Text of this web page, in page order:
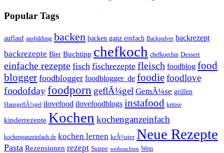
Popular Tags
auflauf ausbildung backen backen ganz einfach Backpulver backrezept
backrezepte Bier Buchtipp chefkoch chefkoechin Dessert
einfache rezepte fisch fischrezepte fleisch foodblog food
blogger foodblogger foodblogger_de foodiefoodlove
foodofdayfoodporn geflÃ¼gel GemÃ¼se grillen
HausgeflÃ¼gel ilovefood ilovefoodblogs instafood ketose
kinderrezepte Kochen kochenganzeinfach
kochenganzeinfach.de kochen lernen krÃ¤uter Neue Rezepte
Pasta Rezensionen rezept Suppe weihnachten Wein